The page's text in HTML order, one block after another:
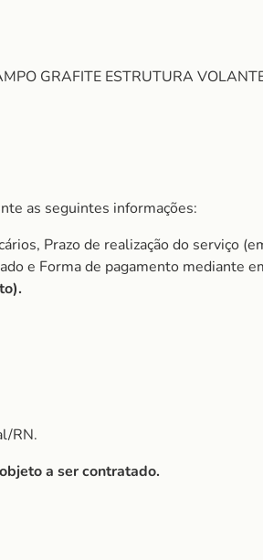
GRAFITE ESTRUTURA
as seguintes informações:
Prazo de realização do serviço
e Forma de pagamento mediante
RN.
a ser contratado.